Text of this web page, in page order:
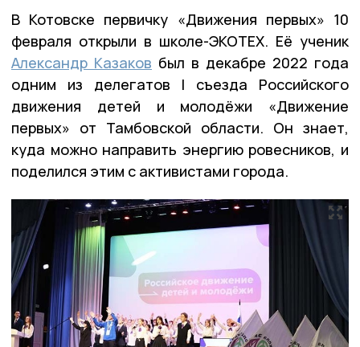
В Котовске первичку «Движения первых» 10
февраля открыли в школе-ЭКОТЕХ. Её ученик
Александр Казаков был в декабре 2022 года
одним из делегатов I съезда Российского
движения детей и молодёжи «Движение
первых» от Тамбовской области. Он знает,
куда можно направить энергию ровесников, и
поделился этим с активистами города.